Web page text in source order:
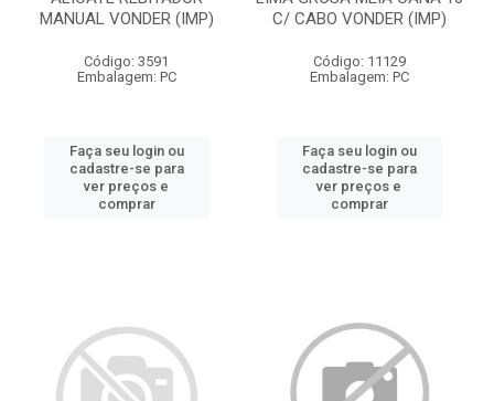
MANUAL VONDER (IMP)
Código: 3591
Embalagem: PC
Faça seu login ou
cadastre-se para
ver preços e
comprar
C/ CABO VONDER (IMP)
Código: 11129
Embalagem: PC
Faça seu login ou
cadastre-se para
ver preços e
comprar